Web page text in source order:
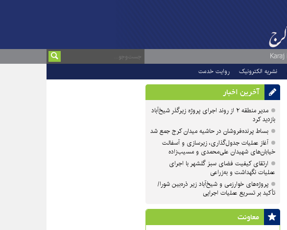
نشریه الکترونیک روایت خدمت
آخرین اخبار
مدیر منطقه ۲ از روند اجرای پروژه زیرگذر شیخ‌آباد
بازدید کرد
بساط پرنده‌فروشان در حاشیه میدان کرج جمع شد
آغاز عملیات جدول‌گذاری، زیرسازی و آسفالت
خیابان‌های شهیدان علی‌محمدی و مسیب‌زاده
ارتقای کیفیت فضای سبز گلشهر با اجرای
عملیات نگهداشت و به‌زراعی
پروژه‌های خوارزمی و شیخ‌آباد زیر ذره‌بین شورا/
تأکید بر تسریع عملیات اجرایی
معاونت